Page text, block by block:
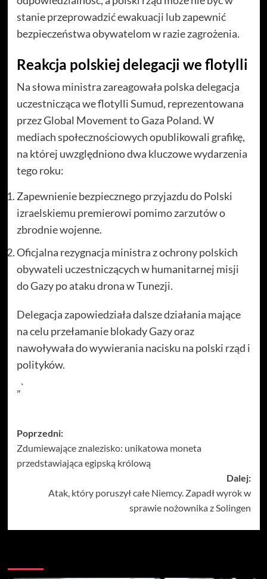
stanie przeprowadzić ewakuacji lub zapewnić
bezpieczeństwa obywatelom w razie zagrożenia.
Reakcja polskiej delegacji we flotylli
Na słowa ministra zareagowała polska delegacja
uczestnicząca we flotylli Sumud, reprezentowana
przez Global Movement to Gaza Poland. W
mediach społecznościowych opublikowali grafikę,
na której uwzględniono dwa kluczowe wydarzenia
tego roku:
Zapewnienie bezpiecznego przyjazdu do Polski
izraelskiemu premierowi pomimo zarzutów o
zbrodnie wojenne.
Oficjalna rezygnacja ministra z ochrony polskich
obywateli uczestniczących w humanitarnej misji
do Gazy po ataku drona w Tunezji.
Delegacja zapowiedziała dalsze działania mające
na celu przełamanie blokady Gazy oraz
nawoływała do wywierania nacisku na polski rząd i
polityków.
„`
Zobacz
wpisy
Poprzedni:
Zdumiewające znalezisko: unikatowa moneta
przedstawiająca egipską królową
Dalej:
Atak, który poruszył całe Niemcy. Zapadł wyrok w
sprawie nożownika z Solingen